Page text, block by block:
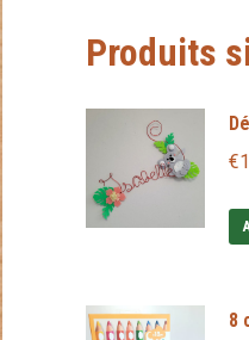
Produits
€
8